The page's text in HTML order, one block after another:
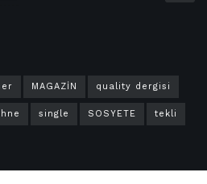
MAGAZİN quality dergisi
single SOSYETE tekli